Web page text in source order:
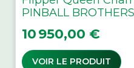
PINBALL BROTHERS
Prix
10 950,00 €
VOIR LE PRODUIT